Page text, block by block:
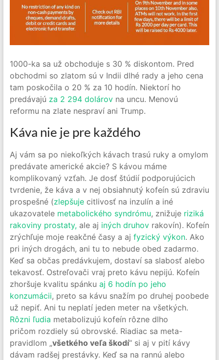
1000-ka sa už obchoduje s 30 % diskontom. Pred
obchodmi so zlatom sú v Indii dlhé rady a jeho cena
tam poskočila o 20 % za 10 hodín. Niektorí ho
predávajú za 2 294 dolárovna uncu. Menovú
reformu na zlate nespraví ani Trump.
Káva nie je pre každého
Aj vám sa po niekoľkých kávach trasú ruky a omylom
predávate americké akcie? S kávou máme
komplikovaný vzťah. Je dosť štúdií podporujúcich
tvrdenie, že káva a v nej obsiahnutý kofeín sú zdraviu
prospešné (zlepšujecitlivosť na inzulín a iné
ukazovatele metabolického syndrómu, znižuje riziká
rakoviny prostaty,ale aj iných druhovrakovín). Kofeín
zrýchľuje moje reakčné časy a aj fyzický výkon. Ako
pri iných drogách, ani tu to nebude obed zadarmo.
Keď sa občas predávkujem, dostaví sa slabosť alebo
tekavosť. Ostreľovači vraj preto kávu nepijú. Kofeín
zhoršuje kvalitu spánku aj 6 hodín po jeho
konzumácii, preto sa kávu snažím po druhej poobede
už nepiť. Ani tu neplatí jeden meter na všetkých.
Rôzni ľudia metabolizujú kofeín rôzne dlho
pričom rozdiely sú obrovské. Riadiac sa meta-
pravidlom „všetkého veľa škodí“ si aj v pití kávy
dávam radšej prestávky. Keď sa na rannú alebo